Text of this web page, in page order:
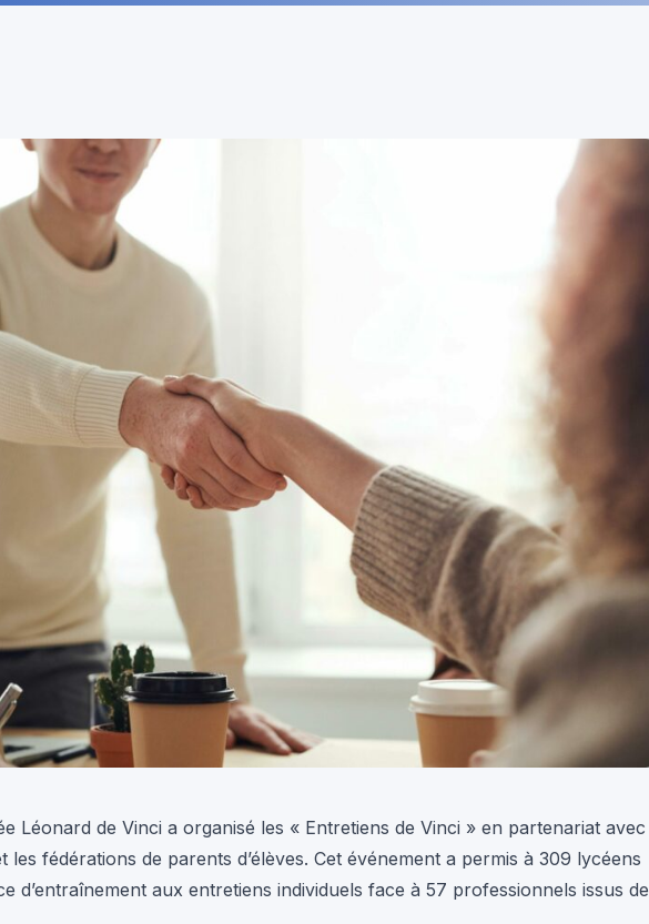
Léonard de Vinci a organisé les « Entretiens de Vinci » en partenariat avec
les fédérations de parents d’élèves. Cet événement a permis à 309 lycéens
d’entraînement aux entretiens individuels face à 57 professionnels issus de